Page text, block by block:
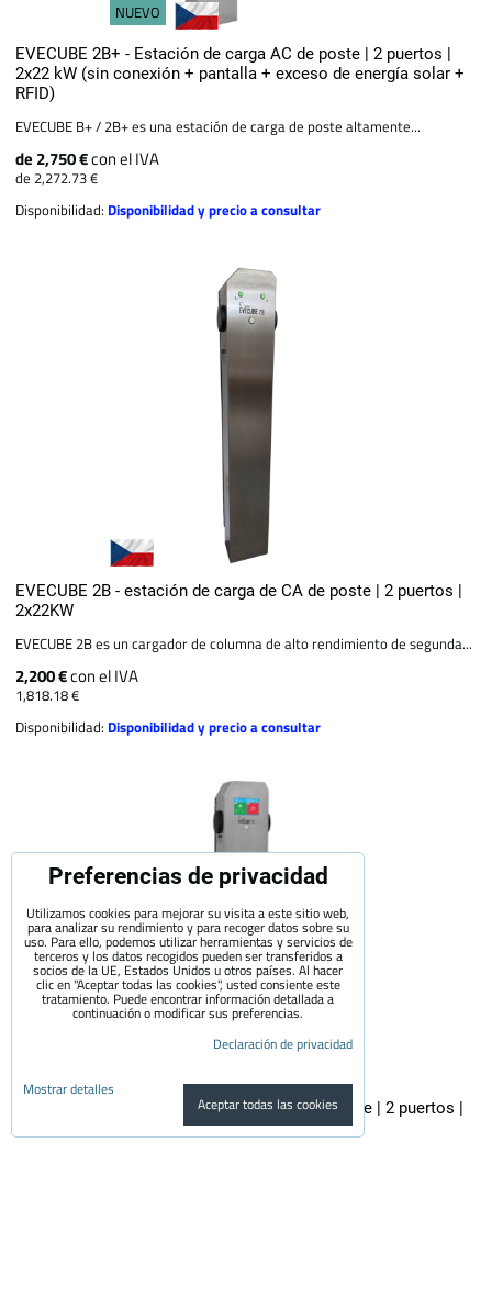
NUEVO
EVECUBE 2B+ - Estación de carga AC de poste | 2 puertos |
2x22 kW (sin conexión + pantalla + exceso de energía solar +
RFID)
EVECUBE B+ / 2B+ es una estación de carga de poste altamente...
de 2,750 €con el IVA
de 2,272.73 €
Disponibilidad: Disponibilidad y precio a consultar
EVECUBE 2B - estación de carga de CA de poste | 2 puertos |
2x22KW
EVECUBE 2B es un cargador de columna de alto rendimiento de segunda...
2,200 €con el IVA
1,818.18 €
Disponibilidad: Disponibilidad y precio a consultar
EVECUBE 2C - estación de carga de CA de poste | 2 puertos |
Preferencias de privacidad
Utilizamos cookies para mejorar su visita a este sitio web,
para analizar su rendimiento y para recoger datos sobre su
uso. Para ello, podemos utilizar herramientas y servicios de
terceros y los datos recogidos pueden ser transferidos a
socios de la UE, Estados Unidos u otros países. Al hacer
clic en "Aceptar todas las cookies", usted consiente este
tratamiento. Puede encontrar información detallada a
continuación o modificar sus preferencias.
Declaración de privacidad
Mostrar detalles
Aceptar todas las cookies